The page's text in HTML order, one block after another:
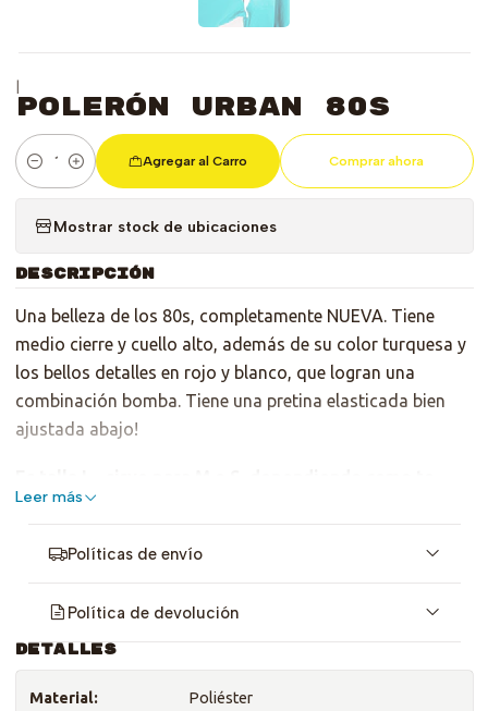
|
Polerón Urban 80s
Cantidad
Agregar al Carro Comprar ahora
Mostrar stock de ubicaciones
DESCRIPCIÓN
Una belleza de los 80s, completamente NUEVA. Tiene
medio cierre y cuello alto, además de su color turquesa y
los bellos detalles en rojo y blanco, que logran una
combinación bomba. Tiene una pretina elasticada bien
ajustada abajo!
gusta. Revisa Medidas :D
Leer más
Políticas de envío
Política de devolución
DETALLES
Material: Poliéster